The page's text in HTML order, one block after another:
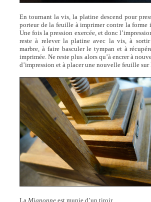
En tournant la vis, la platine descend pour
porteur de la feuille à imprimer contre la forme
Une fois la pression exercée, et donc
reste à relever la platine avec la vis, à sortir
marbre, à faire basculer le tympan et à
imprimée. Ne reste plus alors qu’à encrer à
d’impression et à placer une nouvelle feuille
LaMignonne est munie d’un tiroir…